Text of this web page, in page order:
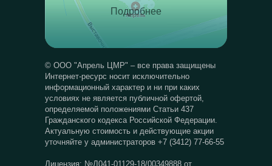
© ООО "Апрель ЦМР" – все права защищены
Интернет-ресурс носит исключительно
информационный характер и ни при каких
условиях не является публичной офертой,
определяемой положениями Статьи 437
Гражданского кодекса Российской Федерации.
Актуальную стоимость и действующие акции
уточняйте у администраторов +7 (3412) 77-66-55
Лицензия: №Л041-01129-18/00349888 от
Подробнее